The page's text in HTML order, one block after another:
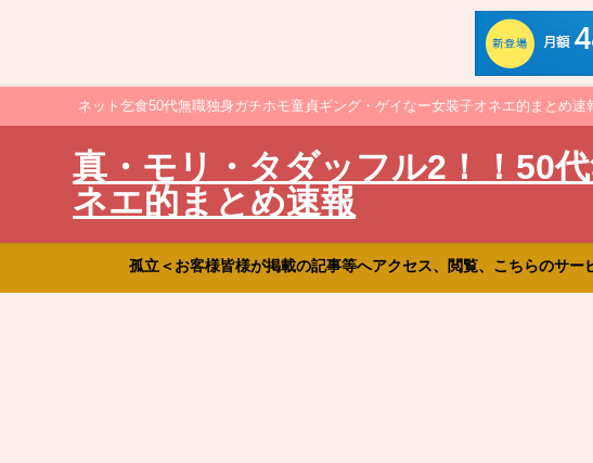
ネット乞食50代無職独身ガチホモ童貞ギング・ゲイなー女装子オネエ的まとめ
真・モリ・タダッフル2！！50
ネエ的まとめ速報
孤立＜お客様皆様が掲載の記事等へアクセス、閲覧、こちらのサ